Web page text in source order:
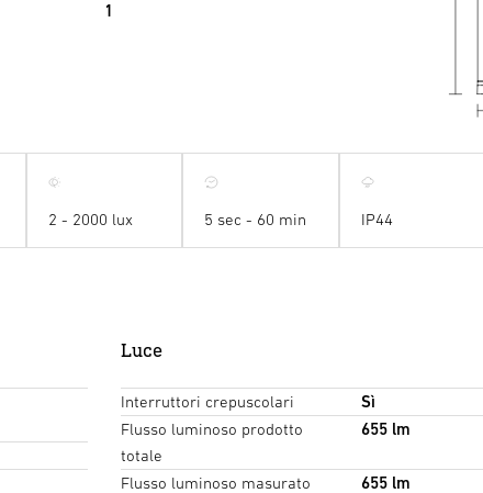
1
2 - 2000 lux 5 sec - 60 min IP44
Luce
Interruttori crepuscolari
Sì
Flusso luminoso prodotto
totale
655 lm
Flusso luminoso masurato
655 lm